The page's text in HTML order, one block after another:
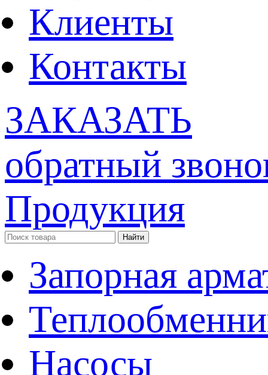
Клиенты
Контакты
ЗАКАЗАТЬ
обратный
Продукция
Запорная
Насосы